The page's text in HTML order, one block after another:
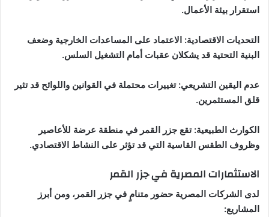
استقرار بيئة الأعمال.
التحديات الاقتصادية: الاعتماد على المساعدات الخارجية وضعف
البنية التحتية قد يشكلان عقبات أمام التشغيل السلس.
عدم اليقين التشريعي: تغييرات محتملة في القوانين واللوائح قد تثير
قلق المستثمرين.
الكوارث الطبيعية: تقع جزر القمر في منطقة عرضة للأعاصير
وظروف الطقس القاسية التي قد تؤثر على النشاط الاقتصادي.
الاستثمارات المصرية في جزر القمر
لدى الشركات المصرية حضور متنامٍ في جزر القمر، ومن أبرز
المشاريع: